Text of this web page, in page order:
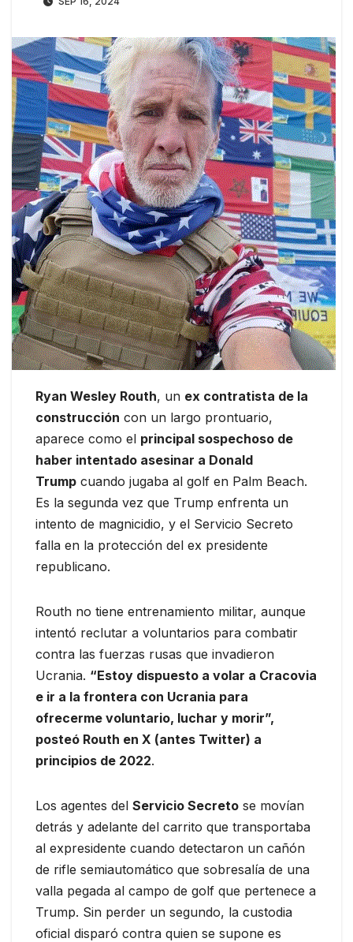
Ryan Wesley Routh, un ex contratista de la
construcción con un largo prontuario,
aparece como el principal sospechoso de
haber intentado asesinar a Donald
Trump cuando jugaba al golf en Palm Beach.
Es la segunda vez que Trump enfrenta un
intento de magnicidio, y el Servicio Secreto
falla en la protección del ex presidente
republicano.
Routh no tiene entrenamiento militar, aunque
intentó reclutar a voluntarios para combatir
contra las fuerzas rusas que invadieron
Ucrania. “Estoy dispuesto a volar a Cracovia
e ir a la frontera con Ucrania para
ofrecerme voluntario, luchar y morir”,
posteó Routh en X (antes Twitter) a
principios de 2022.
Los agentes del Servicio Secreto se movían
detrás y adelante del carrito que transportaba
al expresidente cuando detectaron un cañón
de rifle semiautomático que sobresalía de una
valla pegada al campo de golf que pertenece a
Trump. Sin perder un segundo, la custodia
oficial disparó contra quien se supone es